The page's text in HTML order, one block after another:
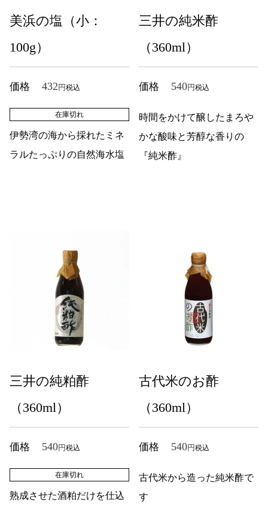
美浜の塩（小：
100g）
価格 432 税込
在庫切れ
伊勢湾の海から採れたミネ
ラルたっぷりの自然海水塩
三井の純米酢
（360ml）
価格 540 税込
時間をかけて醸したまろや
かな酸味と芳醇な香りの
『純米酢』
三井の純粕酢
（360ml）
価格 540 税込
在庫切れ
熟成させた酒粕だけを仕込
古代米のお酢
（360ml）
価格 540 税込
古代米から造った純米酢で
す